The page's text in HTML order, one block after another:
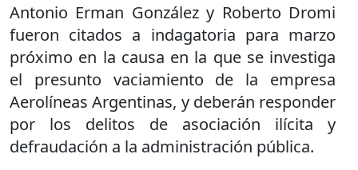
Antonio Erman González y Roberto Dromi
fueron citados a indagatoria para marzo
próximo en la causa en la que se investiga
el presunto vaciamiento de la empresa
Aerolíneas Argentinas, y deberán responder
por los delitos de asociación ilícita y
defraudación a la administración pública.